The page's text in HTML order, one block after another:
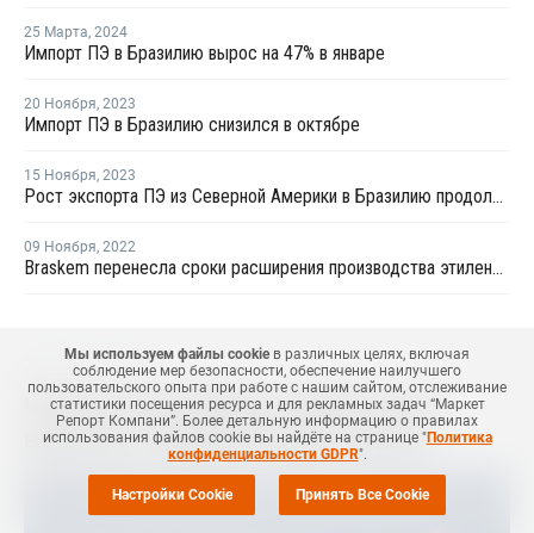
25 Марта, 2024
Импорт ПЭ в Бразилию вырос на 47% в январе
20 Ноября, 2023
Импорт ПЭ в Бразилию снизился в октябре
15 Ноября, 2023
Рост экспорта ПЭ из Северной Америки в Бразилию продолжает оказывать давление на рентабельность местных производителей
09 Ноября, 2022
Braskem перенесла сроки расширения производства этилена на 2023 год
22 Августа,2025
Clariant увеличивает мощности по
выпуску стабилизаторов в Китае
Мы используем файлы cookieв различных целях, включая
соблюдение мер безопасности, обеспечение наилучшего
пользовательского опыта при работе с нашим сайтом, отслеживание
статистики посещения ресурса и для рекламных задач “Маркет
Репорт Компани”. Более детальную информацию о правилах
использования файлов cookie вы найдёте на странице "Политика
конфиденциальности GDPR".
Настройки Cookie Принять Все Cookie